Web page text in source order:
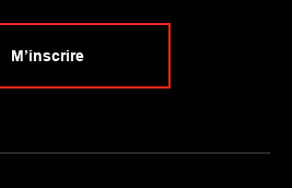
M’inscrire